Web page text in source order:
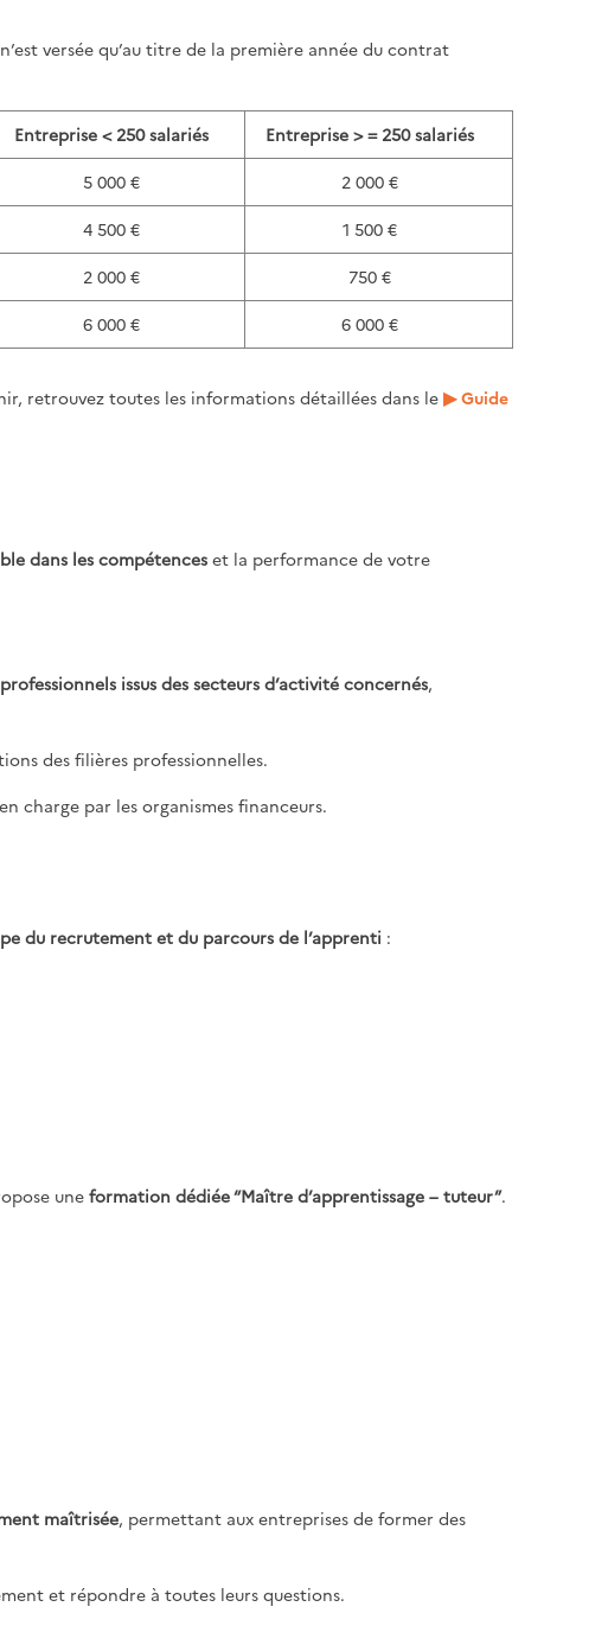
versée qu’au titre de la première année du contrat
Entreprise < 250 salariés
Entreprise > = 250 salariés
5 000 €
2 000 €
4 500 €
1 500 €
2 000 €
750 €
6 000 € 6 000 €
retrouvez toutes les informations détaillées dans le
Guide
dans les compétenceset la performance de votre
professionnels issus des secteurs d’activité concernés,
des filières professionnelles.
charge par les organismes financeurs.
du recrutement et du parcours de l’apprenti:
une formation dédiée “Maître d’apprentissage – tuteur”.
maîtrisée, permettant aux entreprises de former des
et répondre à toutes leurs questions.